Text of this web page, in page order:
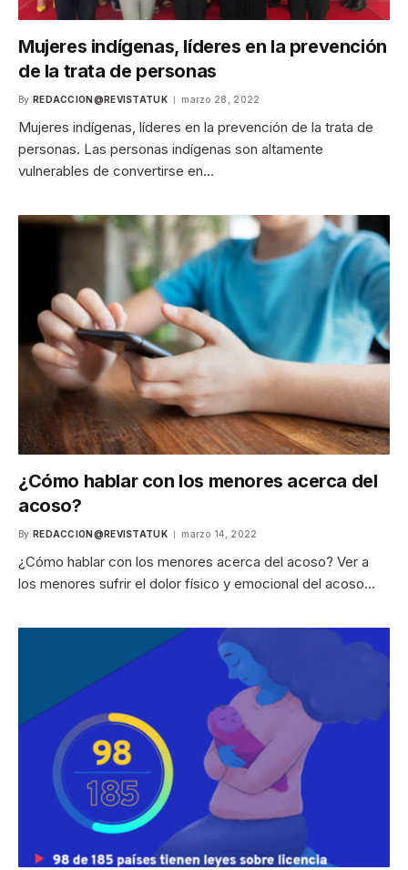
Mujeres indígenas, líderes en la prevención
de la trata de personas
By REDACCION@REVISTATUK marzo 28, 2022
Mujeres indígenas, líderes en la prevención de la trata de
personas. Las personas indígenas son altamente
vulnerables de convertirse en…
¿Cómo hablar con los menores acerca del
acoso?
By REDACCION@REVISTATUK marzo 14, 2022
¿Cómo hablar con los menores acerca del acoso? Ver a
los menores sufrir el dolor físico y emocional del acoso…